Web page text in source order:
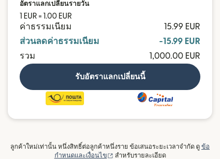
อัตราแลกเปลี่ยนรายวัน
1 EUR = 1.00 EUR
ค่าธรรมเนียม
15.99 EUR
ส่วนลดค่าธรรมเนียม
-15.99 EUR
รวม
1,000.00 EUR
รับอัตราแลกเปลี่ยนนี้
ลูกค้าใหม่เท่านั้น หนึ่งสิทธิ์ต่อลูกค้าหนึ่งราย ข้อเสนอระยะเวลาจำกัด ดู ข้อ
กำหนดและเงื่อนไข
(เปิดในหน้าต่างใหม่)
สำหรับรายละเอียด